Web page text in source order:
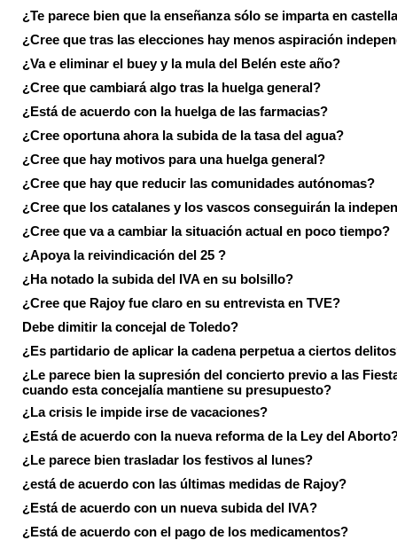
¿Te parece bien que la enseñanza sólo se imparta en
¿Cree que tras las elecciones hay menos aspiración
¿Va e eliminar el buey y la mula del Belén este año?
¿Cree que cambiará algo tras la huelga general?
¿Está de acuerdo con la huelga de las farmacias?
¿Cree oportuna ahora la subida de la tasa del agua?
¿Cree que hay motivos para una huelga general?
¿Cree que hay que reducir las comunidades autónomas?
¿Cree que los catalanes y los vascos conseguirán la
¿Cree que va a cambiar la situación actual en poco tiempo?
¿Apoya la reivindicación del 25 ?
¿Ha notado la subida del IVA en su bolsillo?
¿Cree que Rajoy fue claro en su entrevista en TVE?
Debe dimitir la concejal de Toledo?
¿Es partidario de aplicar la cadena perpetua a ciertos
¿Le parece bien la supresión del concierto previo a las
cuando esta concejalía mantiene su presupuesto?
¿La crisis le impide irse de vacaciones?
¿Está de acuerdo con la nueva reforma de la Ley del
¿Le parece bien trasladar los festivos al lunes?
¿está de acuerdo con las últimas medidas de Rajoy?
¿Está de acuerdo con un nueva subida del IVA?
¿Está de acuerdo con el pago de los medicamentos?